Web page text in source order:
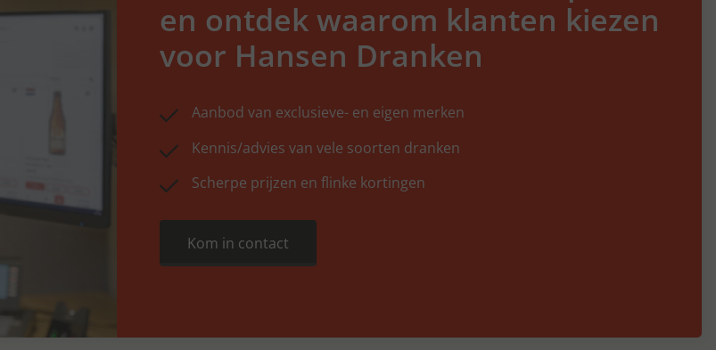
en ontdek waarom klanten kiezen
voor Hansen Dranken
Aanbod van exclusieve- en eigen merken
Kennis/advies van vele soorten dranken
Scherpe prijzen en flinke kortingen
Kom in contact